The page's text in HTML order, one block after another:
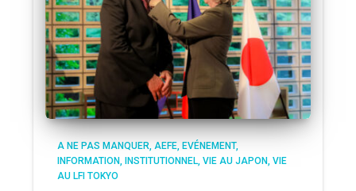
A NE PAS MANQUER AEFE EVÉNEMENT
INFORMATION INSTITUTIONNEL VIE AU JAPON VIE
AU LFI TOKYO